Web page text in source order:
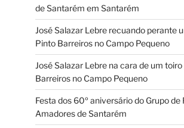
de Santarém em Santarém
José Salazar Lebre recuando perante
Pinto Barreiros no Campo Pequeno
José Salazar Lebre na cara de um
Barreiros no Campo Pequeno
Festa dos 60º aniversário do Grupo de
Amadores de Santarém